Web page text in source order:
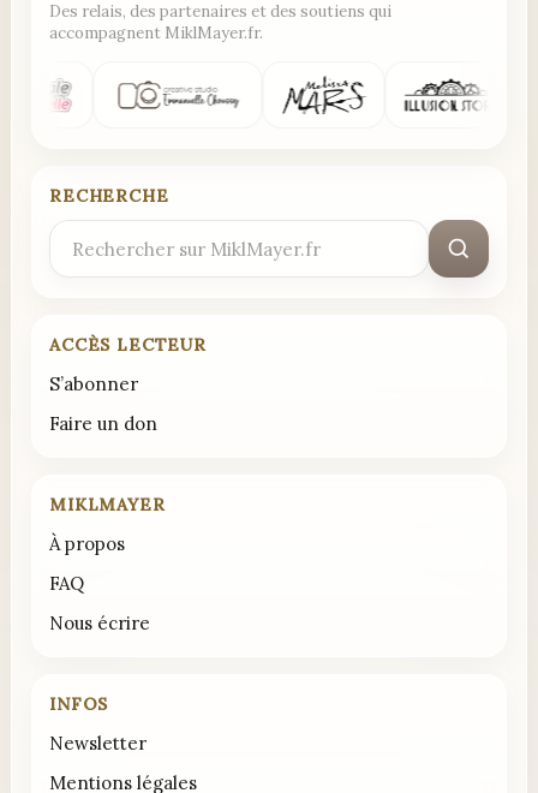
Des relais, des partenaires et des soutiens qui
accompagnent MiklMayer.fr.
RECHERCHE
Rechercher
ACCÈS LECTEUR
S’abonner
Faire un don
MIKLMAYER
À propos
FAQ
Nous écrire
INFOS
Newsletter
Mentions légales